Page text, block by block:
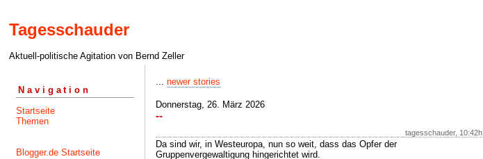
Tagesschauder
Aktuell-politische Agitation von Bernd Zeller
Navigation
Startseite
Themen
Blogger.de Startseite
... newer stories
Donnerstag, 26. März 2026
--
tagesschauder, 10:42h
Da sind wir, in Westeuropa, nun so weit, dass das Opfer der
Gruppenvergewaltigung hingerichtet wird.